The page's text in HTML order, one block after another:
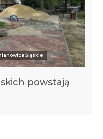
Śląskie
powstają